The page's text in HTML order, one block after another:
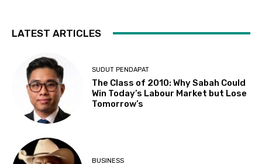
LATEST ARTICLES
SUDUT PENDAPAT
The Class of 2010: Why Sabah Could
Win Today’s Labour Market but Lose
Tomorrow’s
BUSINESS